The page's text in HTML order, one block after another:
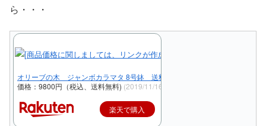
ら・・・
オリーブの木 ジャンボカラマタ 8号鉢 送料無料 生産者直売 現品発送
価格：9800円（税込、送料無料) (2019/11/16時点)
楽天で購入